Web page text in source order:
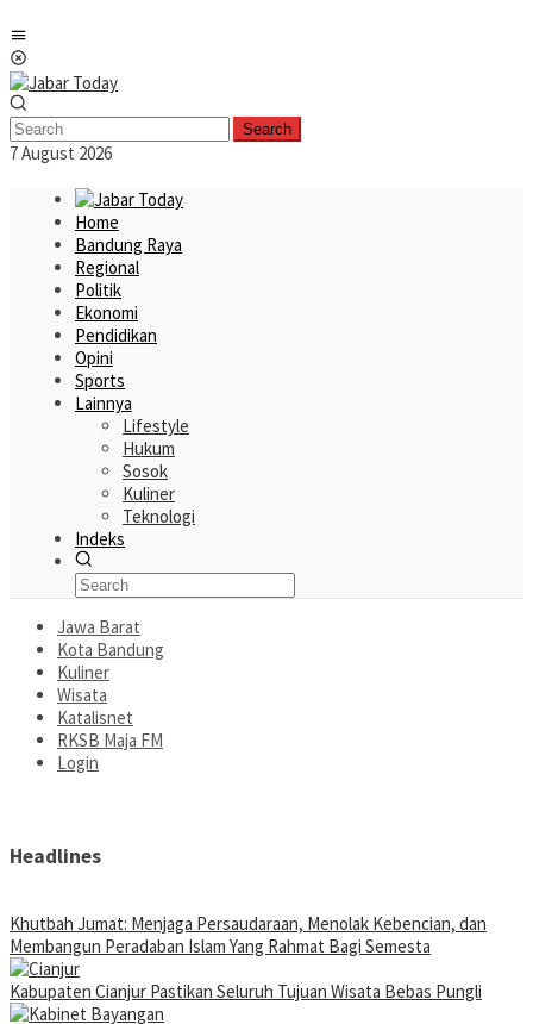
to
content
Search
7 August 2026
Home
Bandung Raya
Regional
Politik
Ekonomi
Pendidikan
Opini
Sports
Lainnya
Lifestyle
Hukum
Sosok
Kuliner
Teknologi
Indeks
Jawa Barat
Kota Bandung
Kuliner
Wisata
Katalisnet
RKSB Maja FM
Login
Headlines
Khutbah Jumat: Menjaga Persaudaraan, Menolak Kebencian, dan
Membangun Peradaban Islam Yang Rahmat Bagi Semesta
Kabupaten Cianjur Pastikan Seluruh Tujuan Wisata Bebas Pungli